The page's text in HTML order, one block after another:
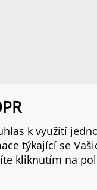
k využití
týkající se
kliknutím na